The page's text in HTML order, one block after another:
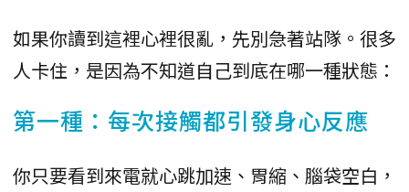
如果你讀到這裡心裡很亂，先別急著站隊。很多
人卡住，是因為不知道自己到底在哪一種狀態：
第一種：每次接觸都引發身心反應
你只要看到來電就心跳加速、胃縮、腦袋空白，